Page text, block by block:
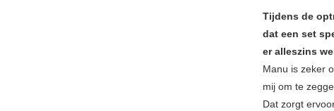
Tijdens de
dat een set
er alleszins
Manu is zeker
mij om te
Dat zorgt